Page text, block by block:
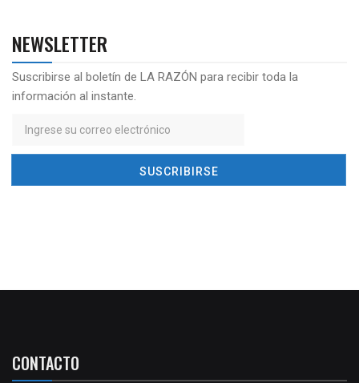
NEWSLETTER
Suscribirse al boletín de LA RAZÓN para recibir toda la
información al instante.
CONTACTO